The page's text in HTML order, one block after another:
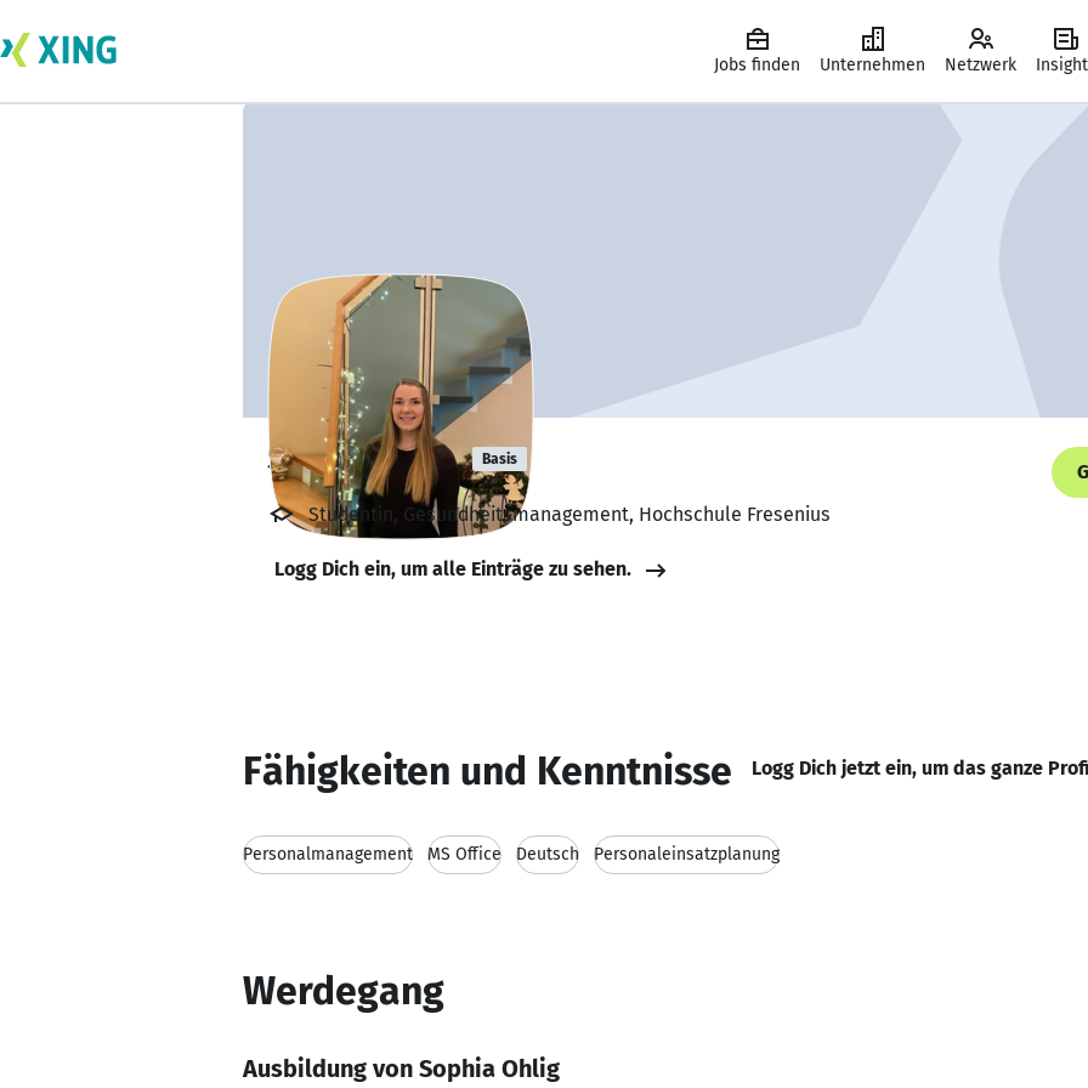
Jobs finden Unternehmen Netzwerk
Sophia Ohlig Basis
Studentin, Gesundheitsmanagement, Hochschule Fresenius
Logg Dich ein, um alle Einträge zu sehen.
Fähigkeiten und Kenntnisse Logg Dich jetzt ein, um das ganze
Personalmanagement MS Office Deutsch Personaleinsatzplanung
Werdegang
Ausbildung von Sophia Ohlig